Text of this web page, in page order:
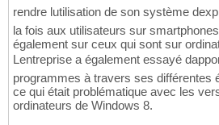
rendre lutilisation de son système
la fois aux utilisateurs sur
également sur ceux qui sont sur
Lentreprise a également essayé
programmes à travers ses différentes
ce qui était problématique avec les
ordinateurs de Windows 8.